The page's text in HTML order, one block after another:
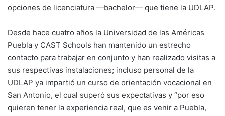
opciones de licenciatura —bachelor— que tiene la UDLAP.
Desde hace cuatro años la Universidad de las Américas
Puebla y CAST Schools han mantenido un estrecho
contacto para trabajar en conjunto y han realizado visitas a
sus respectivas instalaciones; incluso personal de la
UDLAP ya impartió un curso de orientación vocacional en
San Antonio, el cual superó sus expectativas y “por eso
quieren tener la experiencia real, que es venir a Puebla,